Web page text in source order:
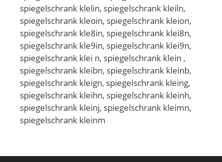
spiegelschrank klelin, spiegelschrank kleiln,
spiegelschrank kleoin, spiegelschrank kleion,
spiegelschrank kle8in, spiegelschrank klei8n,
spiegelschrank kle9in, spiegelschrank klei9n,
spiegelschrank klei n, spiegelschrank klein ,
spiegelschrank kleibn, spiegelschrank kleinb,
spiegelschrank kleign, spiegelschrank kleing,
spiegelschrank kleihn, spiegelschrank kleinh,
spiegelschrank kleinj, spiegelschrank kleimn,
spiegelschrank kleinm